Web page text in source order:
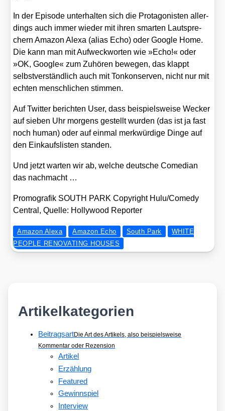
In der Epi­so­de unter­hal­ten sich die Prot­ago­nis­ten aller­
dings auch immer wie­der mit ihren smar­ten Laut­spre­
chern Ama­zon Ale­xa (ali­as Echo) oder Goog­le Home.
Die kann man mit Auf­weck­wor­ten wie »Echo!« oder
»OK, Goog­le« zum Zuhö­ren bewe­gen, das klappt
selbst­ver­ständ­lich auch mit Ton­kon­ser­ven, nicht nur mit
ech­ten mensch­li­chen stim­men.
Auf Twit­ter berich­ten User, dass bei­spiels­wei­se Wecker
auf sie­ben Uhr mor­gens gestellt wur­den (das ist ja fast
noch human) oder auf ein­mal merk­wür­di­ge Din­ge auf
den Ein­kaufs­lis­ten stan­den.
Und jetzt war­ten wir ab, wel­che deut­sche Come­di­an
das nach­macht …
Pro­mo­gra­fik SOUTH PARK Copy­right Hulu/​Comedy
Cen­tral, Quel­le: Hol­ly­wood Repor­ter
Amazon Alexa Amazon Echo South Park
WHITE
PEOPLE RENOVATING HOUSES
Artikelkategorien
BeitragsartDie Art des Artikels, also beispielsweise
Kommentar oder Rezension
Artikel
Erzählung
Featured
Gewinnspiel
Interview